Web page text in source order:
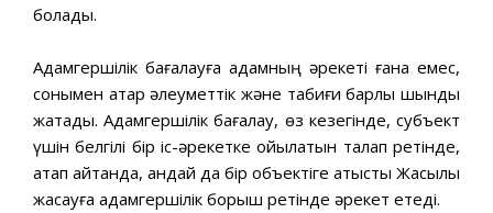
болады.
Адамгершілік бағалауға адамның әрекеті ғана емес,
сонымен қатар әлеуметтік және табиғи барлық шындық
жатады. Адамгершілік бағалау, өз кезегінде, субъект
үшін белгілі бір іс-әрекетке қойылатын талап ретінде,
атап айтқанда, қандай да бір объектіге қатысты Жақсылық
жасауға адамгершілік борыш ретінде әрекет етеді.